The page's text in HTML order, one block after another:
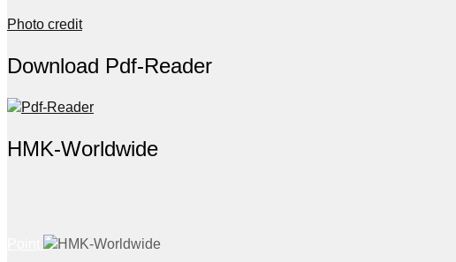
Photo credit
Download Pdf-Reader
HMK-Worldwide